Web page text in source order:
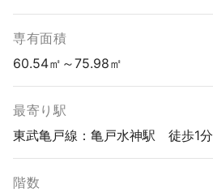
専有面積
60.54㎡～75.98㎡
最寄り駅
東武亀戸線：亀戸水神駅 徒歩1分
階数